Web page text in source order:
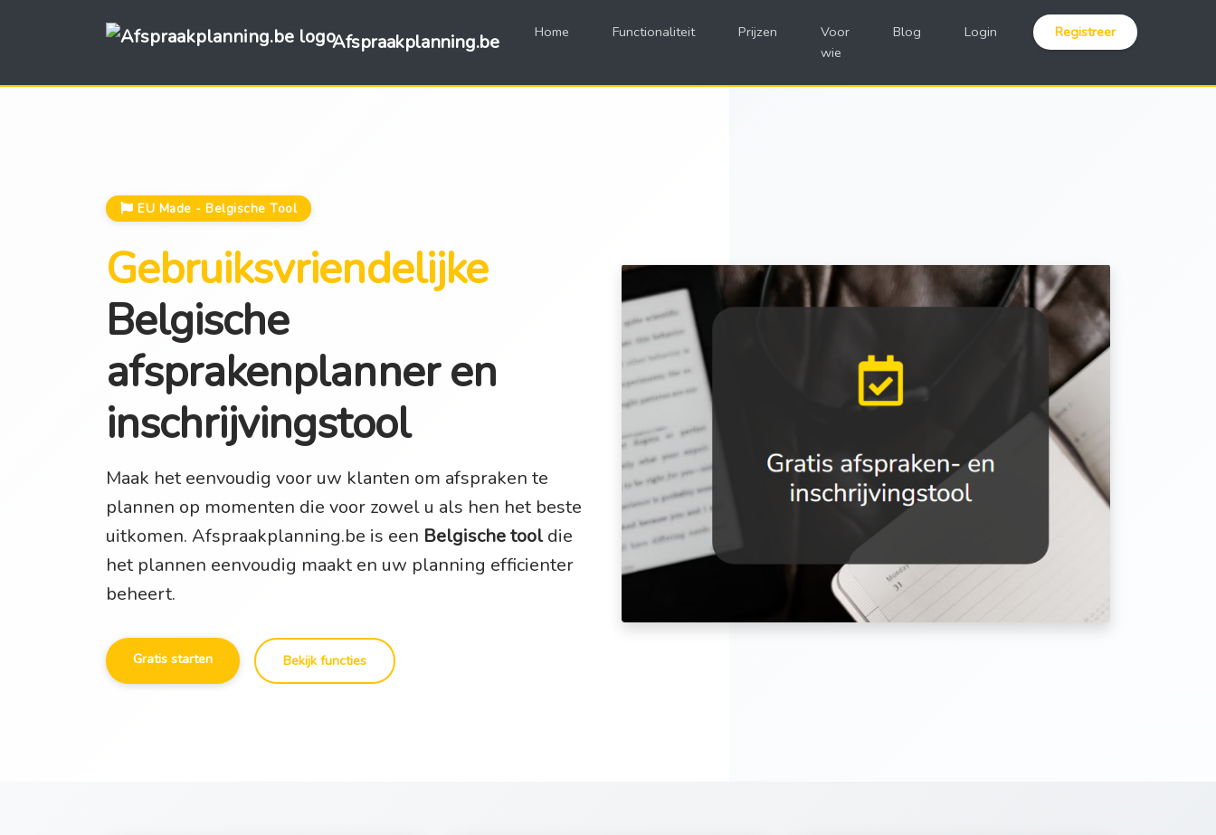
Afspraakplanning.be Home Functionaliteit Prijzen
Voor
wie
Blog Login Registreer
EU Made - Belgische Tool
Gebruiksvriendelijke
Belgische
afsprakenplanner en
inschrijvingstool
Maak het eenvoudig voor uw klanten om afspraken te
plannen op momenten die voor zowel u als hen het beste
uitkomen. Afspraakplanning.be is een Belgische tooldie
het plannen eenvoudig maakt en uw planning efficienter
beheert.
Gratis starten Bekijk functies